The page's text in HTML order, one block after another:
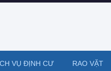
VỤ ĐỊNH CƯ RAO VẶT